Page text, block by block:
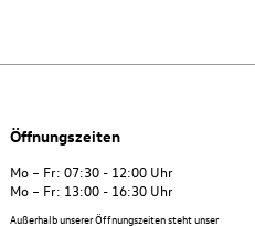
Öffnungszeiten
Mo – Fr: 07:30 - 12:00 Uhr
Mo – Fr: 13:00 - 16:30 Uhr
Außerhalb unserer Öffnungszeiten steht unser